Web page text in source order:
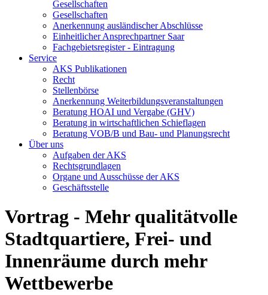
Gesellschaften
Gesellschaften
Anerkennung ausländischer Abschlüsse
Einheitlicher Ansprechpartner Saar
Fachgebietsregister - Eintragung
Service
AKS Publikationen
Recht
Stellenbörse
Anerkennung Weiterbildungsveranstaltungen
Beratung HOAI und Vergabe (GHV)
Beratung in wirtschaftlichen Schieflagen
Beratung VOB/B und Bau- und Planungsrecht
Über uns
Aufgaben der AKS
Rechtsgrundlagen
Organe und Ausschüsse der AKS
Geschäftsstelle
Vortrag - Mehr qualitätvolle
Stadtquartiere, Frei- und
Innenräume durch mehr
Wettbewerbe